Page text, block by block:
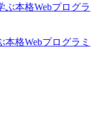
本格Webプログラミ